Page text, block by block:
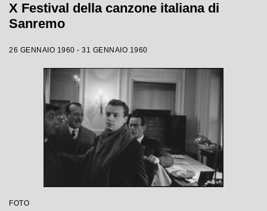
X Festival della canzone italiana di
Sanremo
26 GENNAIO 1960 - 31 GENNAIO 1960
FOTO